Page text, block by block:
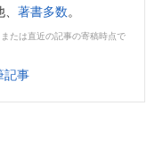
著書多数。
たは直近の記事の寄稿時点で
記事